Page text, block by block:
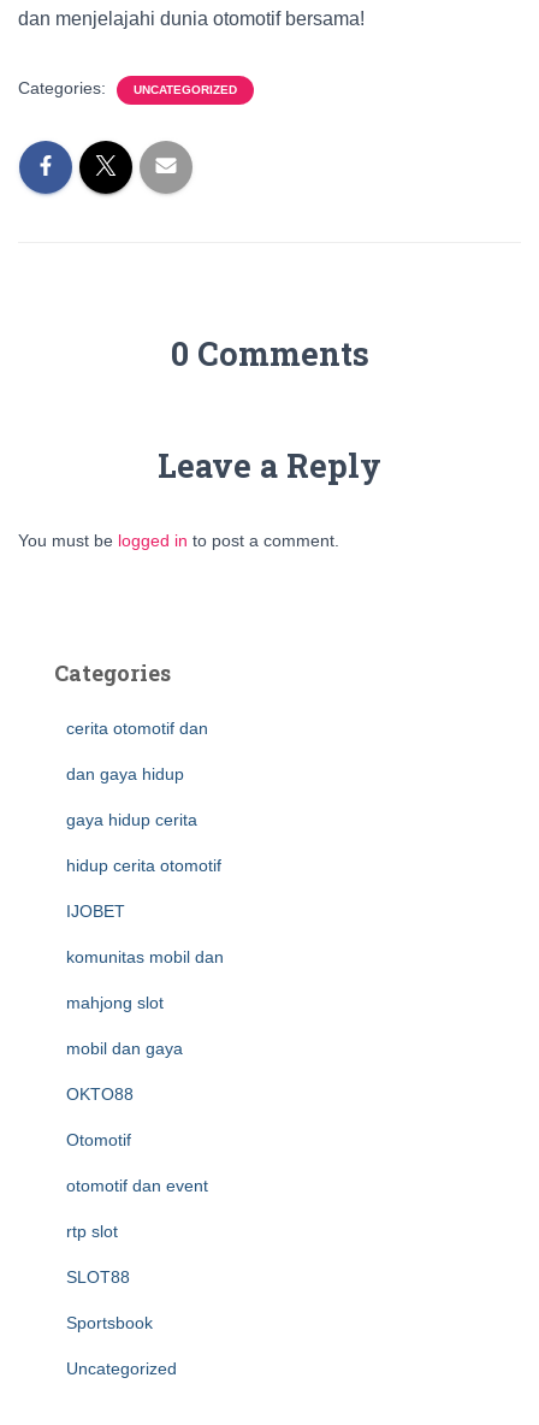
dan menjelajahi dunia otomotif bersama!
Categories: UNCATEGORIZED
0 Comments
Leave a Reply
You must be logged in to post a comment.
Categories
cerita otomotif dan
dan gaya hidup
gaya hidup cerita
hidup cerita otomotif
IJOBET
komunitas mobil dan
mahjong slot
mobil dan gaya
OKTO88
Otomotif
otomotif dan event
rtp slot
SLOT88
Sportsbook
Uncategorized